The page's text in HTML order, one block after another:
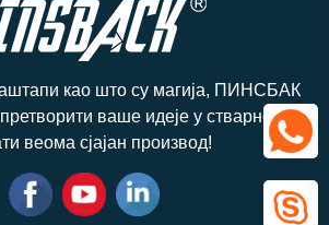
као што су магија, ПИНСБАК
ваше идеје у стварност,
веома сјајан производ!